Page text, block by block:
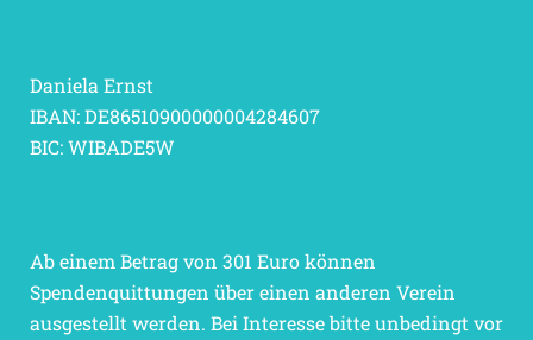
Daniela Ernst
IBAN: DE86510900000004284607
BIC: WIBADE5W
Ab einem Betrag von 301 Euro können
Spendenquittungen über einen anderen Verein
ausgestellt werden. Bei Interesse bitte unbedingt vor